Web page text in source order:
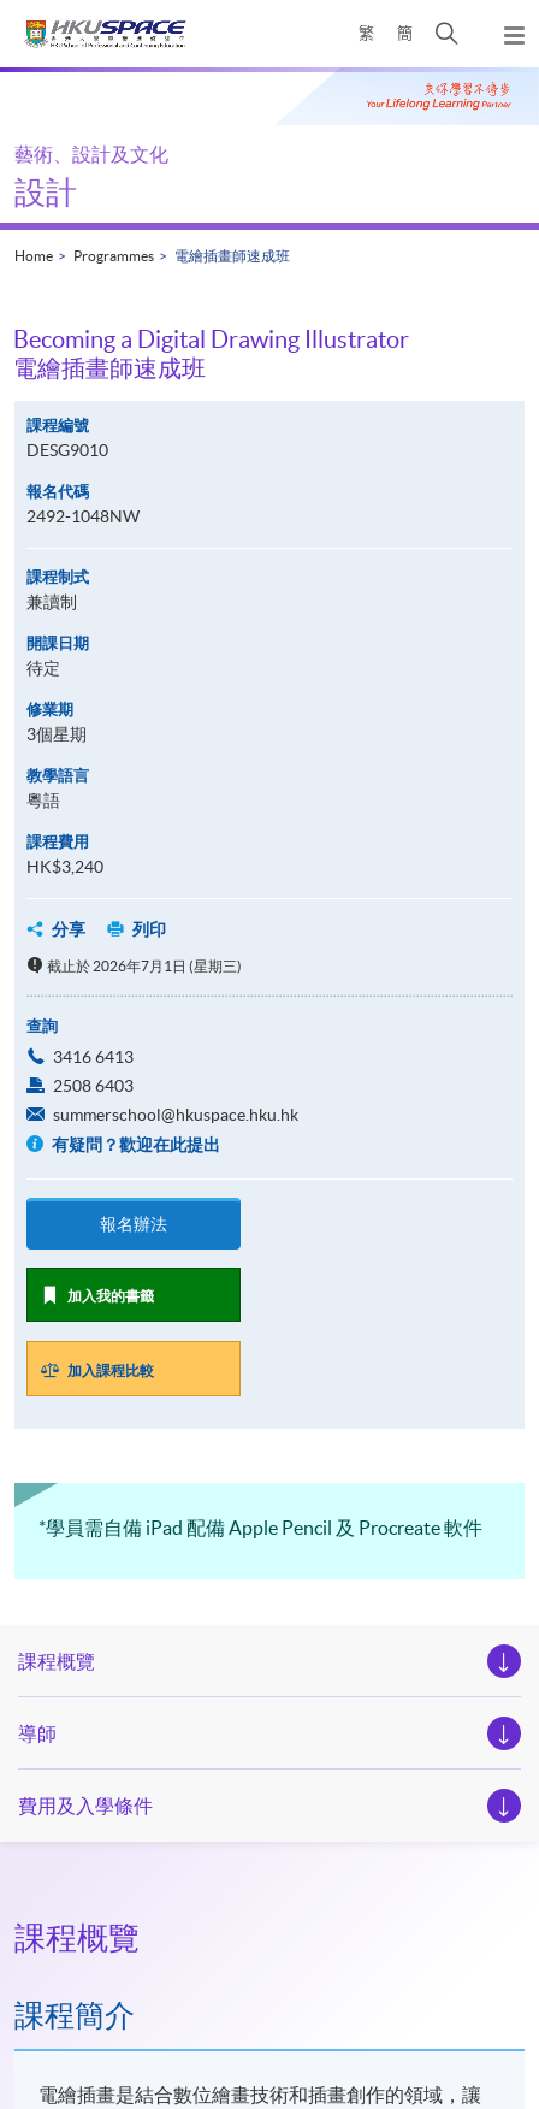
繁 簡
Open
search
panel
Main
藝術、設計及文化
設計
Home Programmes 電繪插畫師速成班
Becoming a Digital Drawing Illustrator
電繪插畫師速成班
課程編號
DESG9010
報名代碼
2492-1048NW
課程制式
兼讀制
開課日期
待定
修業期
3個星期
教學語言
粵語
課程費用
HK$3,240
分享 列印
截止於 2026年7月1日 (星期三)
查詢
3416 6413
2508 6403
summerschool@hkuspace.hku.hk
有疑問？歡迎在此提出
報名辦法
加入我的書籤
加入課程比較
*學員需自備 iPad 配備 Apple Pencil 及 Procreate 軟件
課程概覽
導師
費用及入學條件
課程概覽
課程簡介
電繪插畫是結合數位繪畫技術和插畫創作的領域，讓